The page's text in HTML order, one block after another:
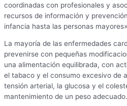
coordinadas con profesionales y
recursos de información y
infancia hasta las personas
La mayoría de las enfermedades
prevenirse con pequeñas
una alimentación equilibrada, con
el tabaco y el consumo excesivo de
tensión arterial, la glucosa y el
mantenimiento de un peso adecuado.